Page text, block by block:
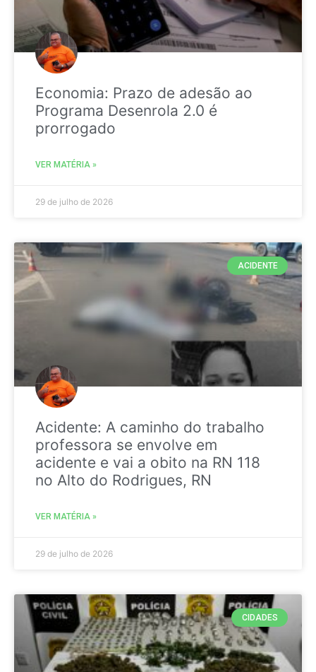
Economia: Prazo de adesão ao
Programa Desenrola 2.0 é
prorrogado
VER MATÉRIA »
29 de julho de 2026
ACIDENTE
Acidente: A caminho do trabalho
professora se envolve em
acidente e vai a obito na RN 118
no Alto do Rodrigues, RN
VER MATÉRIA »
29 de julho de 2026
CIDADES